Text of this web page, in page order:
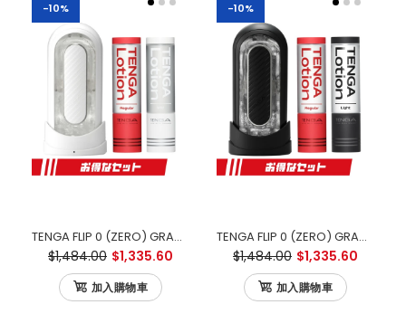
-10%
TENGA FLIP 0 (ZERO) GRAVITY ELECTRONIC VIBRATION WHITE 零重力白色電動版 優惠套裝
$1,484.00 $1,335.60
加入購物車
-10%
TENGA FLIP 0 (ZERO) GRAVITY ELECTRONIC VIBRATION BLACK 零重力黑色電動版 優惠套裝
$1,484.00 $1,335.60
加入購物車